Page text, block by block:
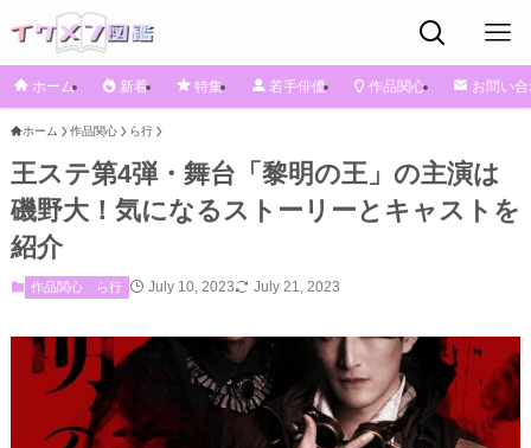
ホーム 新着 特集 若手俳優 作品関心 お問い
ホーム 作品関心 ら行
王ステ第4弾・舞台「黎明の王」の主演は
磯野大！気になるストーリーとキャストを
紹介
作品関心 ら行 July 10, 2023 July 21, 2023